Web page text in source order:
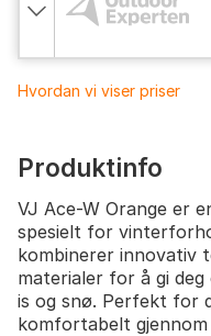
Hvordan vi viser priser
Produktinfo
VJ Ace-W Orange er
spesielt for
kombinerer innovativ
materialer for å gi
is og snø. Perfekt for
komfortabelt gjennom